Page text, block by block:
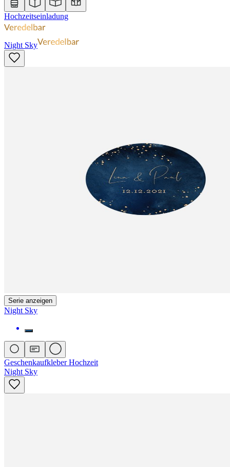
Hochzeitseinladung
Night Sky
Serie anzeigen
Night Sky
Geschenkaufkleber Hochzeit
Night Sky